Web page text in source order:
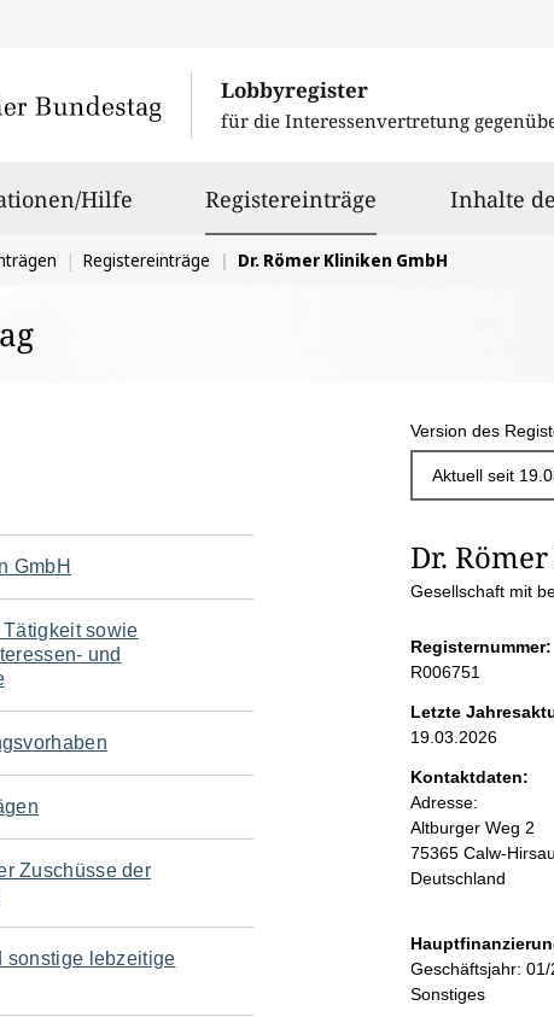
Lobbyregister
für die Interessenvertretung
Hilfe Registereinträge ausgewählt
Inhalte
Registereinträge Dr. Römer Kliniken GmbH
Version des
GmbH
sowie
und
Zuschüsse der
sonstige lebzeitige
S
i
t
e
n
i
n
Dr.
Gesellschaft mit
Registernummer:
R006751
Letzte
19.03.2026
Kontaktdaten:
Adresse:
Altburger Weg 2
75365 Calw-Hirsau
Deutschland
Geschäftsjahr:
Sonstiges